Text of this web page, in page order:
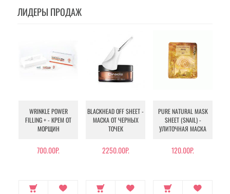
ЛИДЕРЫ ПРОДАЖ
WRINKLE POWER
FILLING + - КРЕМ ОТ
МОРЩИН
700.00Р.
BLACKHEAD OFF SHEET -
МАСКА ОТ ЧЕРНЫХ
ТОЧЕК
2250.00Р.
PURE NATURAL MASK
SHEET (SNAIL) -
УЛИТОЧНАЯ МАСКА
120.00Р.